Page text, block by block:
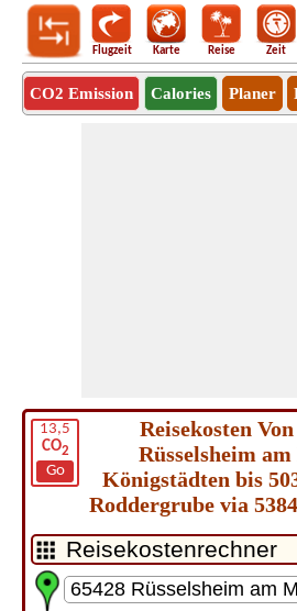
Flugzeit Karte Reise Zeit
CO2 Emission Calories Planer
13,5
CO2
Go
Reisekosten
Rüsselsheim
Königstädten bis
Roddergrube via